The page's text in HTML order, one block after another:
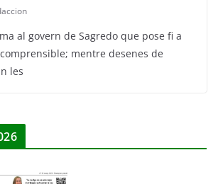
al govern de Sagredo que pose fi a
mentre desenes de
les